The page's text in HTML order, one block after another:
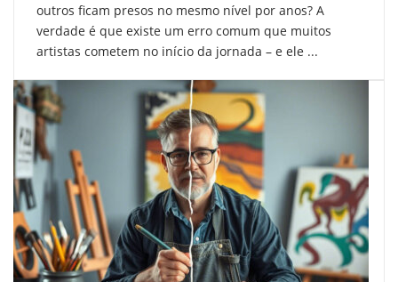
outros ficam presos no mesmo nível por anos? A
verdade é que existe um erro comum que muitos
artistas cometem no início da jornada – e ele ...